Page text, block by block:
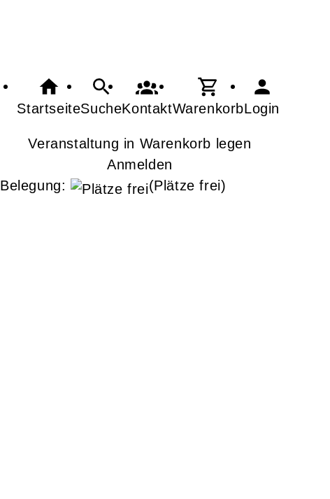
StartseiteSucheKontaktWarenkorbLogin
Veranstaltung in Warenkorb legen
Anmelden
Belegung:
(Plätze frei)